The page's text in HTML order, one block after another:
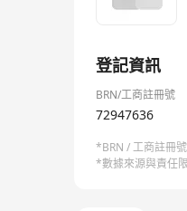
登記資訊
BRN/工商註冊號
72947636
*BRN / 工商註冊
*數據來源與責任